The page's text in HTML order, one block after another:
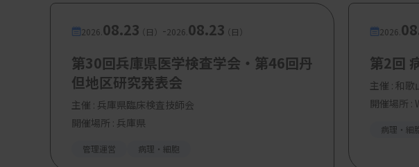
HER2低発現（low）の定義は、「IHC 1+」または「IHC 2+かつ
現（ultralow）の定義は、「IHC 0の中で膜染色あり（臨床試験
染色）」となる。HER2超低発現（ultralow）と無発現（null）の
2026. 08.23（日） -2026. 08.23（日）
第30回兵庫県医学検査学会・第46回丹
但地区研究発表会
主催 : 兵庫県臨床検査技師会
開催場所 : 兵庫県
管理運営 病理・細胞
2026.
第2回
主催 : 和歌
開催場所 :
病理・細